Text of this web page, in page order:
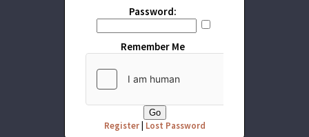
Password:
Remember Me
Register| Lost Password